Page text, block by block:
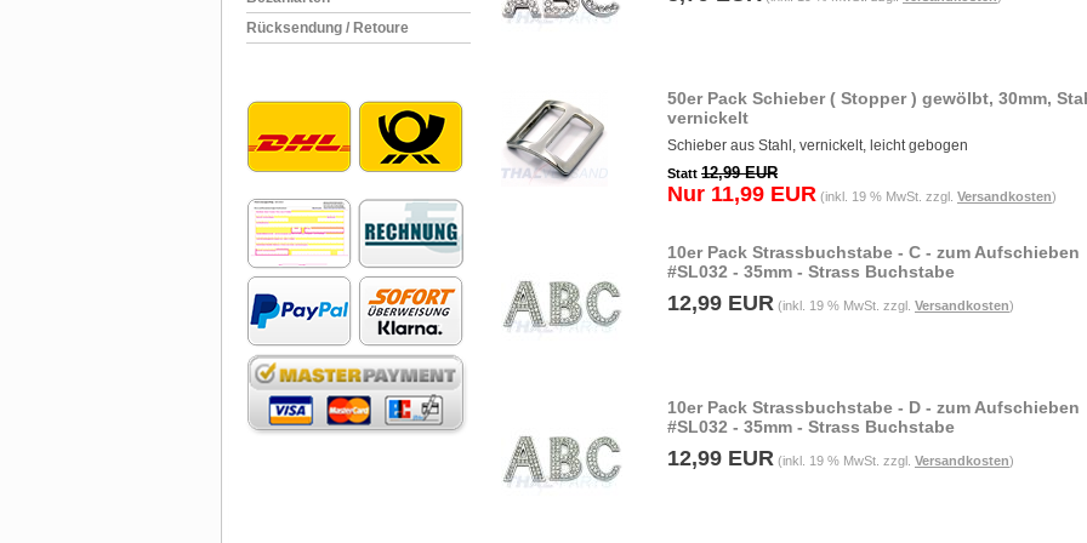
Rücksendung / Retoure
50er Pack Schieber ( Stopper ) gewölbt, 30mm,
vernickelt
Schieber aus Stahl, vernickelt, leicht gebogen
Statt 12,99 EUR
Nur 11,99 EUR (inkl. 19 % MwSt. zzgl. Versandkosten)
10er Pack Strassbuchstabe - C - zum Aufschieben
#SL032 - 35mm - Strass Buchstabe
12,99 EUR (inkl. 19 % MwSt. zzgl. Versandkosten)
10er Pack Strassbuchstabe - D - zum Aufschieben
#SL032 - 35mm - Strass Buchstabe
12,99 EUR (inkl. 19 % MwSt. zzgl. Versandkosten)